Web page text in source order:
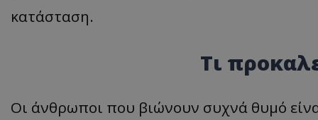
κατάσταση.
Τι
Οι άνθρωποι που βιώνουν συχνά θυμό